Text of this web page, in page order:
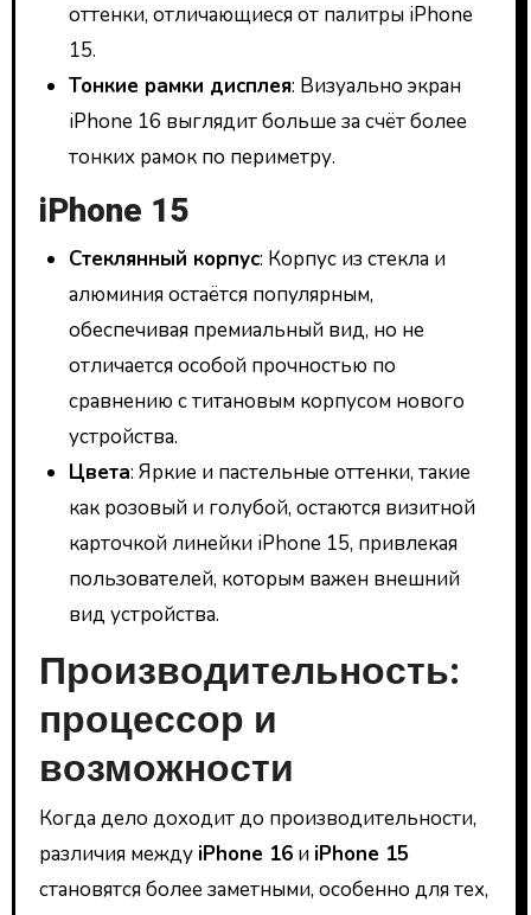
оттенки, отличающиеся от палитры iPhone
15.
Тонкие рамки дисплея: Визуально экран
iPhone 16 выглядит больше за счёт более
тонких рамок по периметру.
iPhone 15
Стеклянный корпус: Корпус из стекла и
алюминия остаётся популярным,
обеспечивая премиальный вид, но не
отличается особой прочностью по
сравнению с титановым корпусом нового
устройства.
Цвета: Яркие и пастельные оттенки, такие
как розовый и голубой, остаются визитной
карточкой линейки iPhone 15, привлекая
пользователей, которым важен внешний
вид устройства.
Производительность:
процессор и
возможности
Когда дело доходит до производительности,
различия между iPhone 16и iPhone 15
становятся более заметными, особенно для тех,